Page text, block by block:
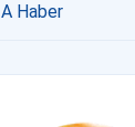
A Haber